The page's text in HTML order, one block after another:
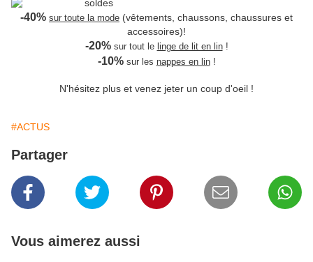
-40% sur toute la mode (vêtements, chaussons, chaussures et
accessoires)!
-20% sur tout le linge de lit en lin!
-10% sur les nappes en lin!
N'hésitez plus et venez jeter un coup d'oeil !
#ACTUS
Partager
Vous aimerez aussi